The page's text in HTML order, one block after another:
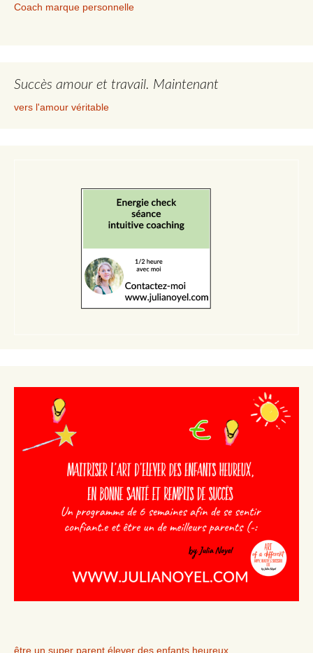
Coach marque personnelle
Succès amour et travail. Maintenant
vers l'amour véritable
être un super parent élever des enfants heureux